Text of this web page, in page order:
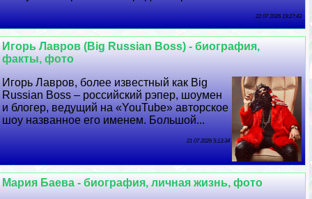
22 07 2026 19:27:43
Игорь Лавров (Big Russian Boss) - биография,
факты, фото
Игорь Лавров, более известный как Big
Russian Boss – российский рэпер, шоумен
и блогер, ведущий на «YouTube» авторское
шоу названное его именем. Большой...
21 07 2026 5:13:34
Мария Баева - биография, личная жизнь, фото